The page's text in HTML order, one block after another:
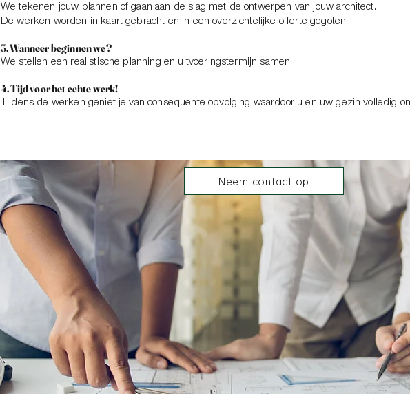
We tekenen jouw plannen of gaan aan de slag met de ontwerpen van jouw architect.
De werken worden in kaart gebracht en in een overzichtelijke offerte gegoten.
3. Wanneer beginnen we?
We stellen een realistische planning en uitvoeringstermijn samen.
4. Tijd voor het echte werk!
Tijdens de werken geniet je van consequente opvolging waardoor u en uw gezin volledig
Neem contact op